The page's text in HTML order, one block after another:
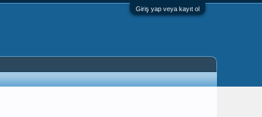
Giriş yap veya kayıt ol